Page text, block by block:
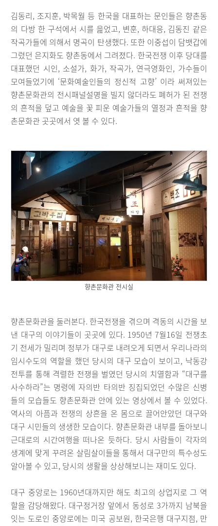
김동리, 조지훈, 박목월 등 한국을 대표하는 문인들은 향촌동
의 다방 한 구석에서 시를 읊었고, 변훈, 하대응, 김동진 같은
작곡가들에 의해서 명곡이 탄생했다. 또한 이중섭이 담뱃갑에
그렸던 은지화도 향촌동에서 그려졌다. 한국전쟁 이후 당대를
대표했던 시인, 소설가, 화가, 작곡가, 연극영화인, 가수들이
모여들었기에 ‘문화예술인들의 정신적 고향’ 이라 써져있는
향촌문화관의 전시패널설명을 빌지 않더라도 폐허가 된 전쟁
의 흔적을 덮고 예술을 꽃 피운 예술가들의 열정과 흔적을 향
촌문화관 곳곳에서 엿 볼 수 있다.
향촌문화관 전시실
향촌문화관을 둘러본다. 한국전쟁을 겪으며 격동의 시간을 보
낸 대구의 이야기들이 곳곳에 있다. 1950년 7월16일 전쟁초
기 전세가 밀리며 정부가 대구로 내려오게 되면서 우리나라의
임시수도의 역할을 했던 당시의 대구 모습이 보이고, 낙동강
전투를 통해 격렬한 전쟁을 벌였던 당시의 치열함과 “대구를
사수하라”는 명령에 자의반 타의반 징집되었던 수많은 신병
들의 모습들도 향촌문화관 안에 있는 영상에서 볼 수 있었다.
역사의 아픔과 전쟁의 상흔을 온 몸으로 끌어안았던 대구와
대구 시민들의 생생한 모습이다. 향촌문화관 내부를 돌아보니
근대로의 시간여행을 떠나온 듯하다. 당시 사람들이 각자의
생계에 맞게 꾸려온 살림살이들을 통해서 대구만의 특수성도
알아볼 수 있고, 당시의 생활을 상상해보니는 재미도 있다.
대구 중앙로는 1960년대까지만 해도 최고의 상업지로 그 역
할을 감당해왔다. 대구정거장 앞에서 동성로 3가까지 남북을
잇는 도로인 중앙로에는 미국 공보원, 한국은행 대구지점, 만